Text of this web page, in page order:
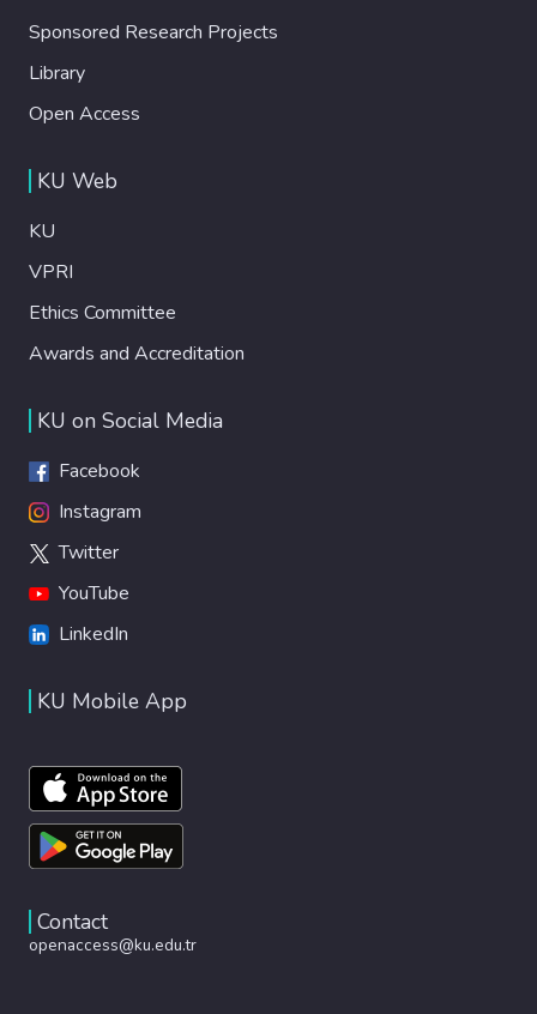
Sponsored Research Projects
Library
Open Access
KU Web
KU
VPRI
Ethics Committee
Awards and Accreditation
KU on Social Media
Facebook
Instagram
Twitter
YouTube
LinkedIn
KU Mobile App
Contact
openaccess@ku.edu.tr